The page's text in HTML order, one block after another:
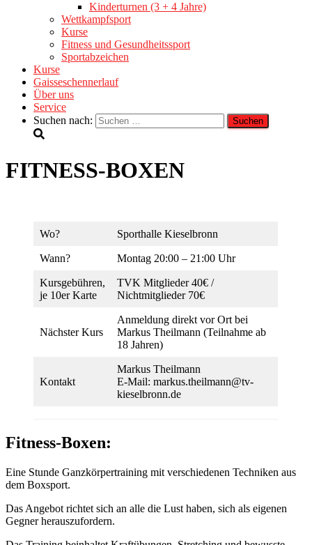
Kinderturnen (3 + 4 Jahre)
Wettkampfsport
Kurse
Fitness und Gesundheitssport
Sportabzeichen
Kurse
Gaisseschennerlauf
Über uns
Service
Suchen nach:
FITNESS-BOXEN
Wo? Sporthalle Kieselbronn
Wann? Montag 20:00 – 21:00 Uhr
Kursgebühren,
je 10er Karte
TVK Mitglieder 40€ /
Nichtmitglieder 70€
Nächster Kurs
Anmeldung direkt vor Ort bei
Markus Theilmann (Teilnahme ab
18 Jahren)
Kontakt
Markus Theilmann
E-Mail: markus.theilmann@tv-
kieselbronn.de
Fitness-Boxen:
Eine Stunde Ganzkörpertraining mit verschiedenen Techniken aus
dem Boxsport.
Das Angebot richtet sich an alle die Lust haben, sich als eigenen
Gegner herauszufordern.